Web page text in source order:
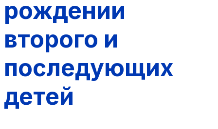
рождении
второго и
последующих
детей